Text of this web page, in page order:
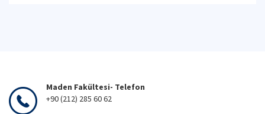
Maden Fakültesi- Telefon
+90 (212) 285 60 62